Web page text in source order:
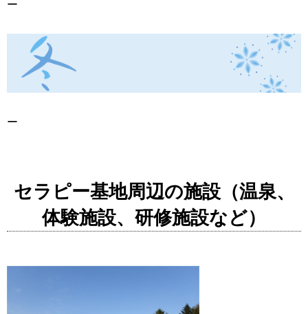
ー
ー
セラピー基地周辺の施設（温泉、
体験施設、研修施設など）